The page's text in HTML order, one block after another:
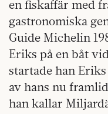
en fiskaffär med
gastronomiska
Guide Michelin
Eriks på en båt
startade han
av hans nu
han kallar